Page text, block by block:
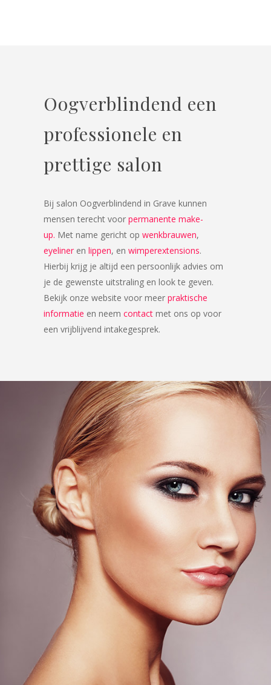
Oogverblindend een
professionele en
prettige salon
Bij salon Oogverblindend in Grave kunnen
mensen terecht voor permanente make-
up. Met name gericht op wenkbrauwen,
eyelineren lippen, en wimperextensions.
Hierbij krijg je altijd een persoonlijk advies om
je de gewenste uitstraling en look te geven.
Bekijk onze website voor meer praktische
informatie en neem contactmet ons op voor
een vrijblijvend intakegesprek.